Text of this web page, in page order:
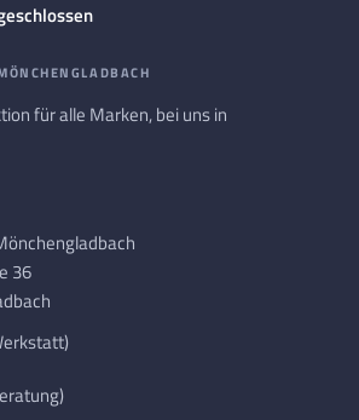
für alle Marken, bei uns in
36